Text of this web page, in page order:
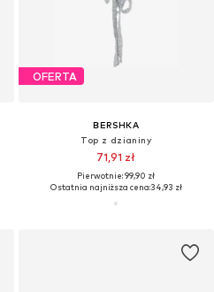
OFERTA
BERSHKA
Top z dzianiny
71,91 zł
Pierwotnie: 99,90 zł
Ostatnia najniższa cena:34,93 zł